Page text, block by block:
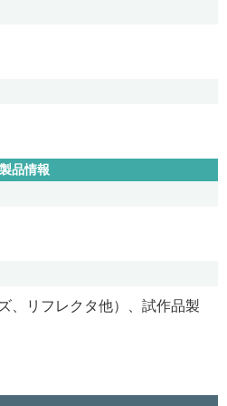
製品情報
、リフレクタ他）、試作品製